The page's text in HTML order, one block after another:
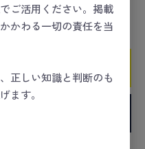
ご活用ください。掲載
かわる一切の責任を当
正しい知識と判断のも
ます。